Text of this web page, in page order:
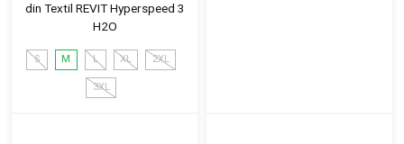
din Textil REVIT Hyperspeed 3
H2O
S M L XL 2XL
3XL